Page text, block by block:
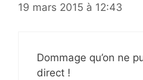
19 mars 2015 à 12:43
Dommage qu’on ne
direct !